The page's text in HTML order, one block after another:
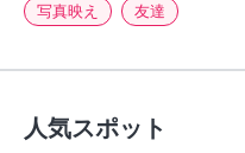
写真映え 友達
人気スポット